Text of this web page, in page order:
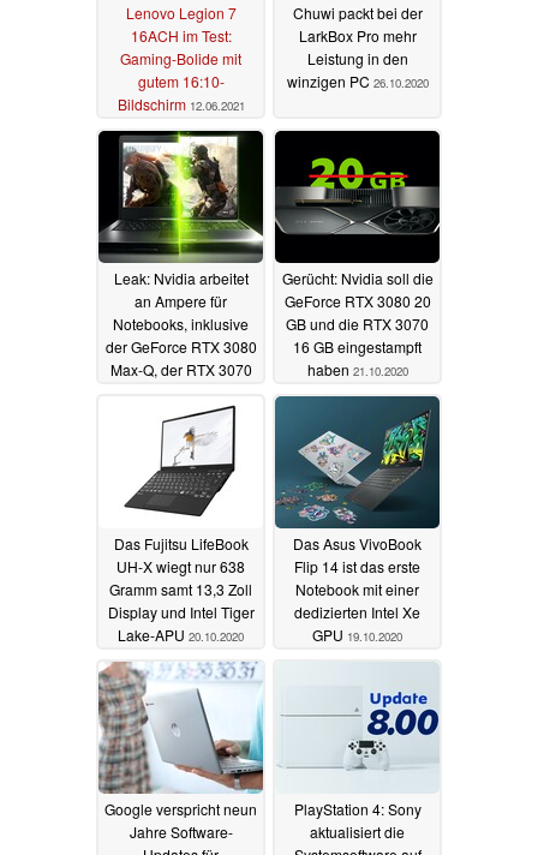
Lenovo Legion 7
16ACH im Test:
Gaming-Bolide mit
gutem 16:10-
Bildschirm 12.06.2021
Chuwi packt bei der
LarkBox Pro mehr
Leistung in den
winzigen PC 26.10.2020
Leak: Nvidia arbeitet
an Ampere für
Notebooks, inklusive
der GeForce RTX 3080
Max-Q, der RTX 3070
3060 Max-P26.10.2020
Gerücht: Nvidia soll die
GeForce RTX 3080 20
GB und die RTX 3070
16 GB eingestampft
haben 21.10.2020
Das Fujitsu LifeBook
UH-X wiegt nur 638
Gramm samt 13,3 Zoll
Display und Intel Tiger
Lake-APU 20.10.2020
Das Asus VivoBook
Flip 14 ist das erste
Notebook mit einer
dedizierten Intel Xe
GPU 19.10.2020
Google verspricht neun
Jahre Software-
PlayStation 4: Sony
aktualisiert die